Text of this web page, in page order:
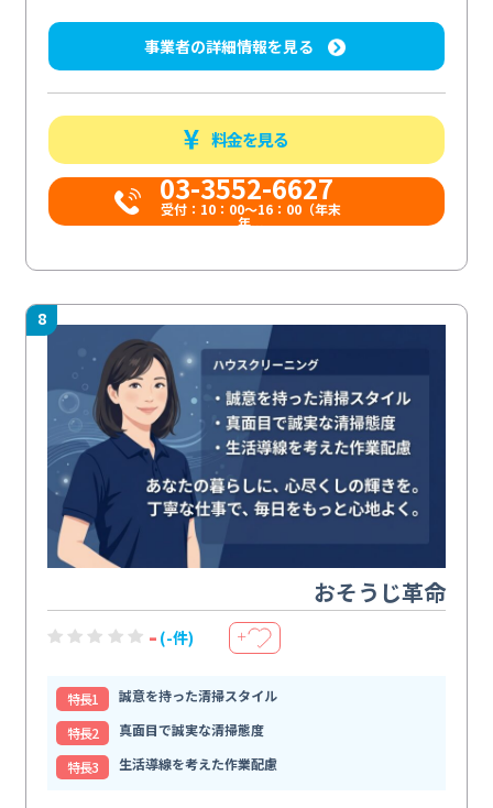
事業者の詳細情報を見る
料金を見る
03-3552-6627
受付：10：00～16：00（年末
年...
8
おそうじ革命
- (-件) ＋
特⻑1
誠意を持った清掃スタイル
特⻑2
真面目で誠実な清掃態度
特⻑3
生活導線を考えた作業配慮